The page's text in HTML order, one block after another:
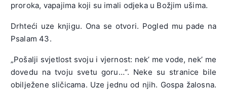
proroka, vapajima koji su imali odjeka u Božjim ušima.
Drhteći uze knjigu. Ona se otvori. Pogled mu pade na
Psalam 43.
„Pošalji svjetlost svoju i vjernost: nek’ me vode, nek’ me
dovedu na tvoju svetu goru…“. Neke su stranice bile
obilježene sličicama. Uze jednu od njih. Gospa žalosna.